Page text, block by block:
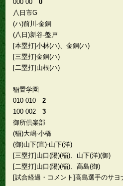
000 00 0
八日市G
(ハ)前川-金銅
(八日)新谷-盤戸
[本塁打]小林(ハ)、金銅(ハ)
[三塁打]金銅(ハ)
[二塁打]山根(ハ)
稲置学園
010 010 2
100 002 3
御所倶楽部
(稲)大嶋-小橋
(御)山下(宣)-山下(洋)
[三塁打]山口(陽)(稲)、山下(洋)(御)
[二塁打]山口(陽)(稲)、高島(御)
[試合経過・コメント]高島選手のサヨ